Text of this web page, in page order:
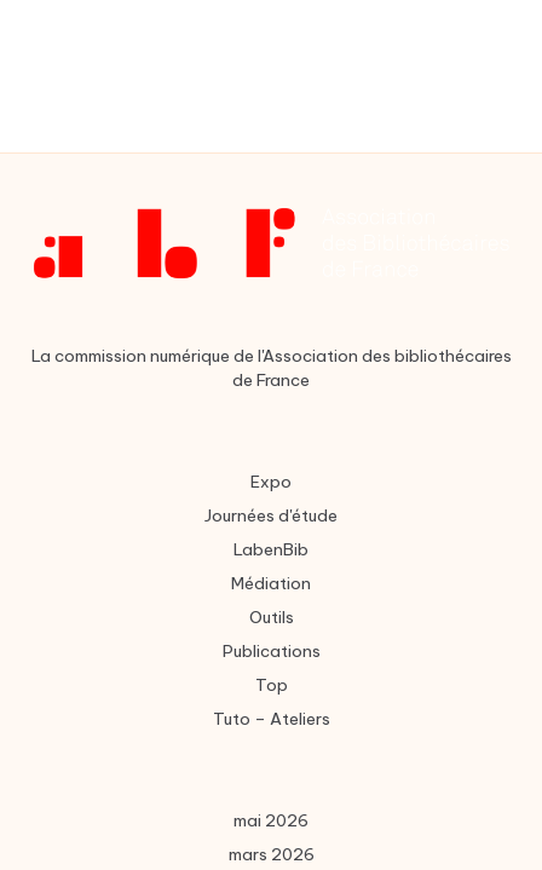
La commission numérique de l'Association des bibliothécaires
de France
Expo
Journées d'étude
LabenBib
Médiation
Outils
Publications
Top
Tuto – Ateliers
mai 2026
mars 2026